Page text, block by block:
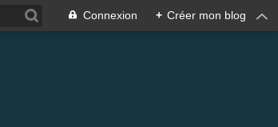
Connexion + Créer mon blog